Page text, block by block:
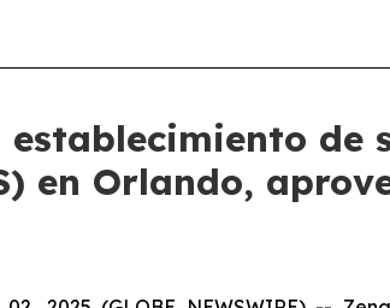
establecimiento de
en Orlando,